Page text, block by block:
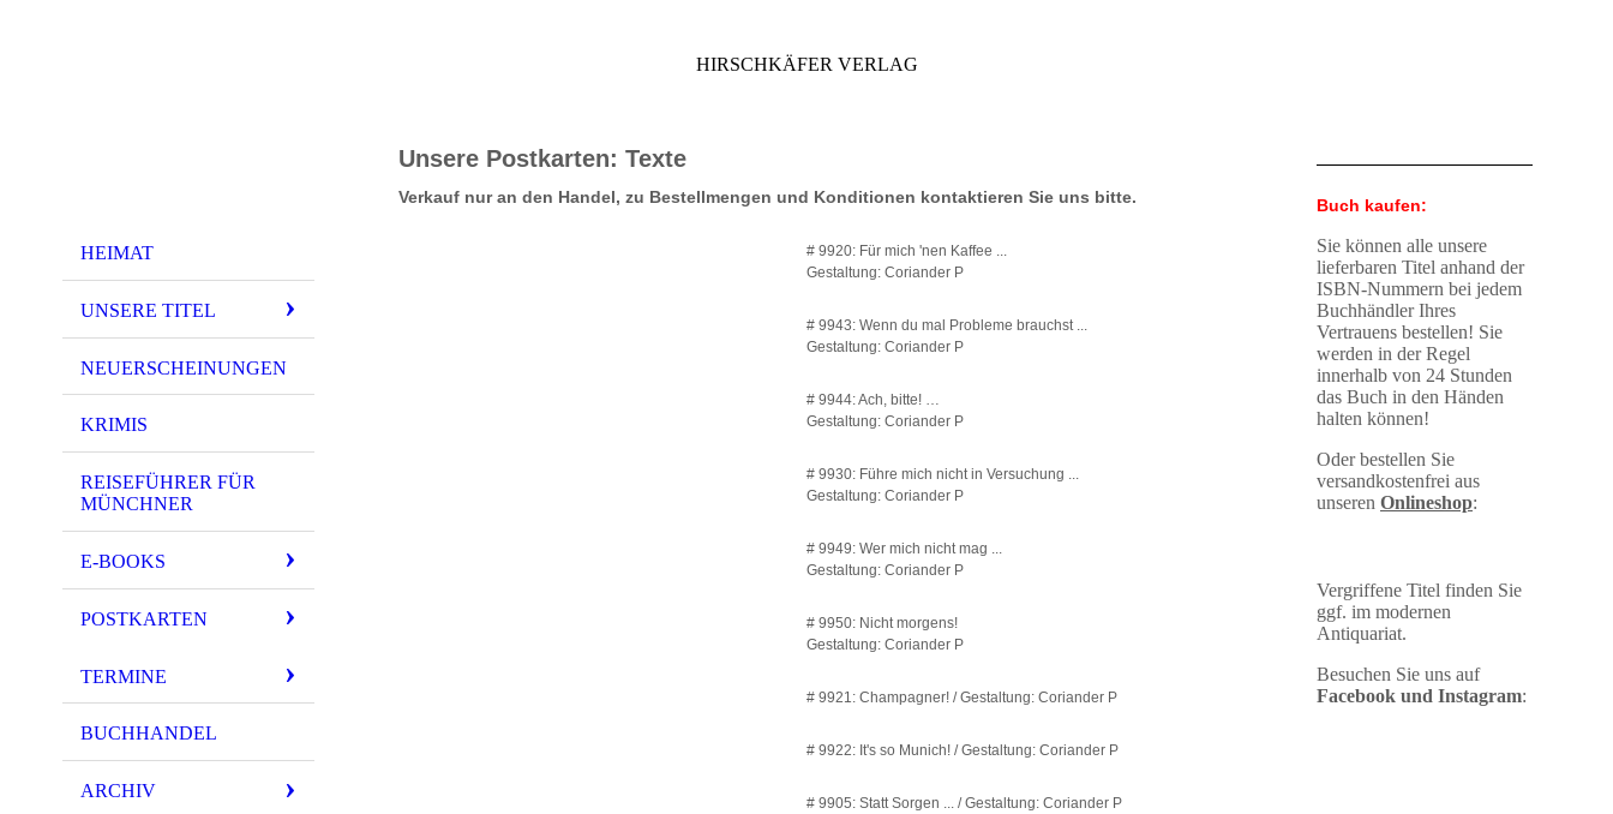
HEIMAT
UNSERE TITEL
NEUERSCHEINUNGEN
KRIMIS
REISEFÜHRER FÜR
MÜNCHNER
E-BOOKS
POSTKARTEN
TERMINE
BUCHHANDEL
ARCHIV
HIRSCHKÄFER VERLAG
Unsere Postkarten: Texte
Verkauf nur an den Handel, zu Bestellmengen und Konditionen kontaktieren Sie uns bitte.
# 9920: Für mich 'nen Kaffee ...
Gestaltung: Coriander P
# 9943: Wenn du mal Probleme brauchst ...
Gestaltung: Coriander P
# 9944: Ach, bitte! …
Gestaltung: Coriander P
# 9930: Führe mich nicht in Versuchung ...
Gestaltung: Coriander P
# 9949: Wer mich nicht mag ...
Gestaltung: Coriander P
# 9950: Nicht morgens!
Gestaltung: Coriander P
# 9921: Champagner! / Gestaltung: Coriander P
# 9922: It's so Munich! / Gestaltung: Coriander P
# 9905: Statt Sorgen ... / Gestaltung: Coriander P
Buch kaufen:
Sie können alle unsere
lieferbaren Titel anhand der
ISBN-Nummern bei jedem
Buchhändler Ihres
Vertrauens bestellen! Sie
werden in der Regel
innerhalb von 24 Stunden
das Buch in den Händen
halten können!
Oder bestellen Sie
versandkostenfrei aus
unseren Onlineshop:
Vergriffene Titel finden Sie
ggf. im modernen
Antiquariat.
Besuchen Sie uns auf
Facebook und Instagram: